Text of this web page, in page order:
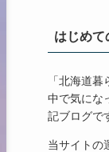
はじめて
「北海道
中で気にな
記ブログで
当サイトの